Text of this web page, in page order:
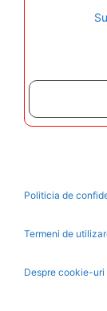
Politicia de
Termeni de
Despre cookie-uri